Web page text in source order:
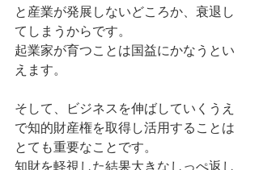
と産業が発展しないどころか、衰退し
てしまうからです。
起業家が育つことは国益にかなうとい
えます。
そして、ビジネスを伸ばしていくうえ
で知的財産権を取得し活用することは
とても重要なことです。
知財を軽視した結果大きなしっぺ返し